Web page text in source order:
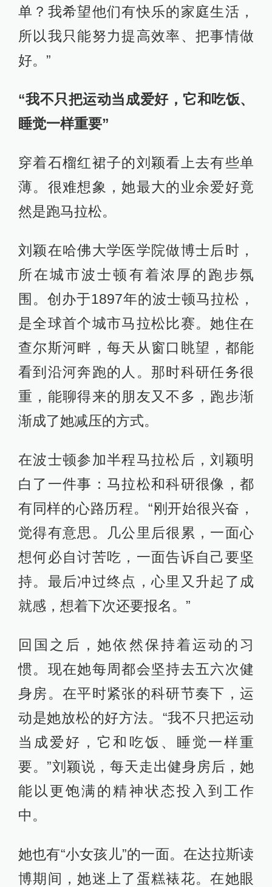
单？我希望他们有快乐的家庭生活，
所以我只能努力提高效率、把事情做
好。”
“我不只把运动当成爱好，它和吃饭、
睡觉一样重要”
穿着石榴红裙子的刘颖看上去有些单
薄。很难想象，她最大的业余爱好竟
然是跑马拉松。
刘颖在哈佛大学医学院做博士后时，
所在城市波士顿有着浓厚的跑步氛
围。创办于1897年的波士顿马拉松，
是全球首个城市马拉松比赛。她住在
查尔斯河畔，每天从窗口眺望，都能
看到沿河奔跑的人。那时科研任务很
重，能聊得来的朋友又不多，跑步渐
渐成了她减压的方式。
在波士顿参加半程马拉松后，刘颖明
白了一件事：马拉松和科研很像，都
有同样的心路历程。“刚开始很兴奋，
觉得有意思。几公里后很累，一面心
想何必自讨苦吃，一面告诉自己要坚
持。最后冲过终点，心里又升起了成
就感，想着下次还要报名。”
回国之后，她依然保持着运动的习
惯。现在她每周都会坚持去五六次健
身房。在平时紧张的科研节奏下，运
动是她放松的好方法。“我不只把运动
当成爱好，它和吃饭、睡觉一样重
要。”刘颖说，每天走出健身房后，她
能以更饱满的精神状态投入到工作
中。
她也有“小女孩儿”的一面。在达拉斯读
博期间，她迷上了蛋糕裱花。在她眼